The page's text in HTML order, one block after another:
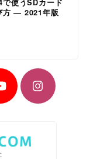
使うSDカード
方 ― 2021年版